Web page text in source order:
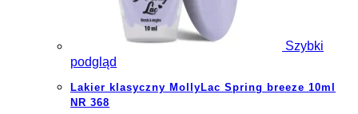
Szybki
podgląd
Lakier klasyczny MollyLac Spring breeze 10ml
NR 368